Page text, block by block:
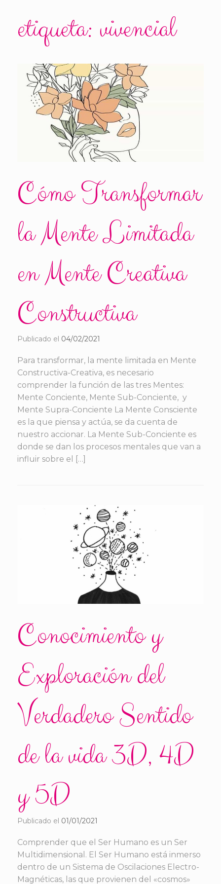
etiqueta: vivencial
Cómo Transformar
la Mente Limitada
en Mente Creativa
Constructiva
Publicado el 04/02/2021
Para transformar, la mente limitada en Mente
Constructiva-Creativa, es necesario
comprender la función de las tres Mentes:
Mente Conciente, Mente Sub-Conciente, y
Mente Supra-Conciente La Mente Consciente
es la que piensa y actúa, se da cuenta de
nuestro accionar. La Mente Sub-Conciente es
donde se dan los procesos mentales que van a
influir sobre el […]
Conocimiento y
Exploración del
Verdadero Sentido
de la vida 3D, 4D
y 5D
Publicado el 01/01/2021
Comprender que el Ser Humano es un Ser
Multidimensional. El Ser Humano está inmerso
dentro de un Sistema de Oscilaciones Electro-
Magnéticas, las que provienen del «cosmos»